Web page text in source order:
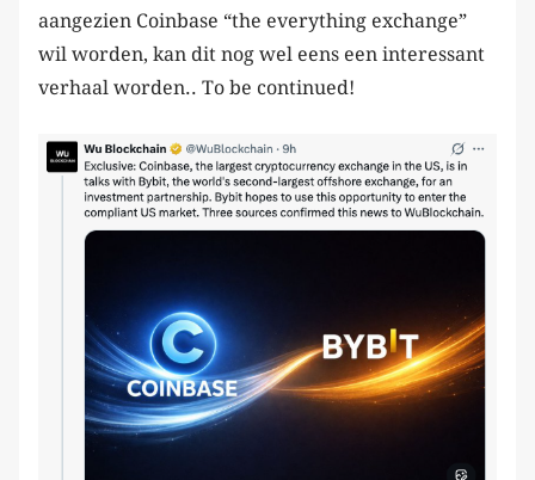
aangezien Coinbase “the everything exchange”
wil worden, kan dit nog wel eens een interessant
verhaal worden.. To be continued!